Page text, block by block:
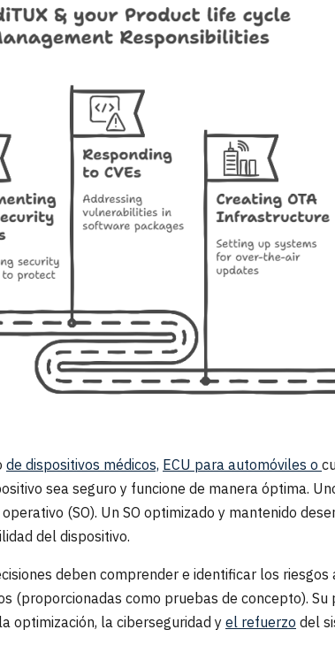
de dispositivos médicos, ECU para automóviles o
sea seguro y funcione de manera óptima.
(SO). Un SO optimizado y mantenido
del dispositivo.
deben comprender e identificar los
(proporcionadas como pruebas de concepto).
optimización, la ciberseguridad yel refuerzo del